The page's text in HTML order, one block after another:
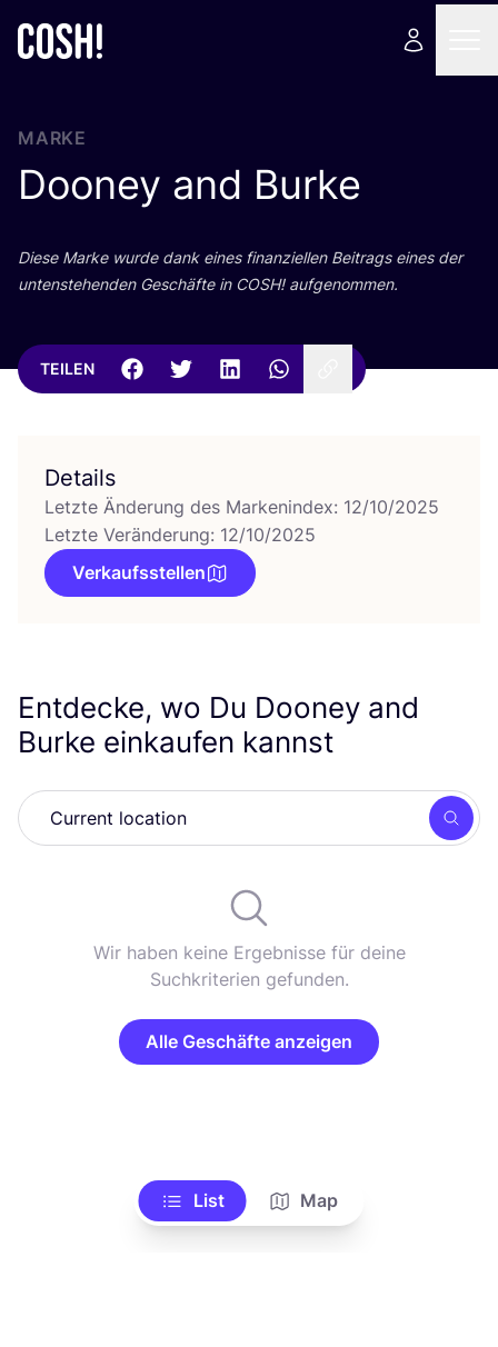
MARKE
Dooney and Burke
Die­se Mar­ke wur­de dank eines finan­zi­el­len Bei­trags eines der
unten­ste­hen­den Geschäf­te in COSH! aufgenommen.
TEILEN
Details
Letzte Änderung des Markenindex: 12/10/2025
Letzte Veränderung: 12/10/2025
Verkaufsstellen
Entdecke, wo Du Dooney and
Burke einkaufen kannst
Wir haben keine Ergebnisse für deine
Suchkriterien gefunden.
Alle Geschäfte anzeigen
List Map